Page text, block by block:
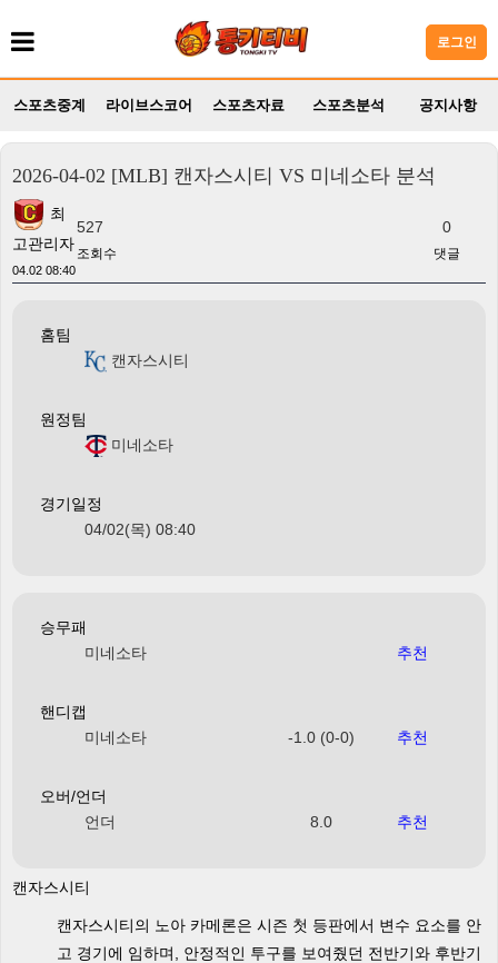
로그인
스포츠중계 라이브스코어 스포츠자료 스포츠분석 공지사항
2026-04-02 [MLB] 캔자스시티 VS 미네소타 분석
최
고관리자
04.02 08:40
527
조회수
0
댓글
홈팀
캔자스시티
원정팀
미네소타
경기일정
04/02(목) 08:40
승무패
미네소타
추천
핸디캡
미네소타
-1.0 (0-0) 추천
오버/언더
언더
8.0 추천
캔자스시티
캔자스시티의 노아 카메론은 시즌 첫 등판에서 변수 요소를 안
고 경기에 임하며, 안정적인 투구를 보여줬던 전반기와 후반기